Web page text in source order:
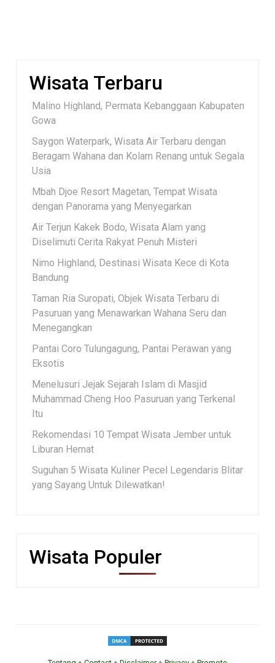
Wisata Terbaru
Malino Highland, Permata Kebanggaan Kabupaten
Gowa
Saygon Waterpark, Wisata Air Terbaru dengan
Beragam Wahana dan Kolam Renang untuk Segala
Usia
Mbah Djoe Resort Magetan, Tempat Wisata
dengan Panorama yang Menyegarkan
Air Terjun Kakek Bodo, Wisata Alam yang
Diselimuti Cerita Rakyat Penuh Misteri
Nimo Highland, Destinasi Wisata Kece di Kota
Bandung
Taman Ria Suropati, Objek Wisata Terbaru di
Pasuruan yang Menawarkan Wahana Seru dan
Menegangkan
Pantai Coro Tulungagung, Pantai Perawan yang
Eksotis
Menelusuri Jejak Sejarah Islam di Masjid
Muhammad Cheng Hoo Pasuruan yang Terkenal
Itu
Rekomendasi 10 Tempat Wisata Jember untuk
Liburan Hemat
Suguhan 5 Wisata Kuliner Pecel Legendaris Blitar
yang Sayang Untuk Dilewatkan!
Wisata Populer